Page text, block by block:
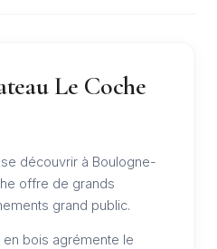
Le Coche
découvrir à Boulogne-
offre de grands
grand public.
en bois agrémente le